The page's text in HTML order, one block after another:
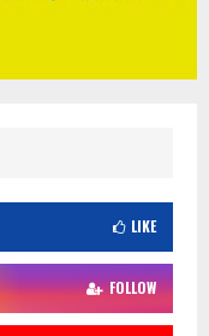
LIKE
FOLLOW